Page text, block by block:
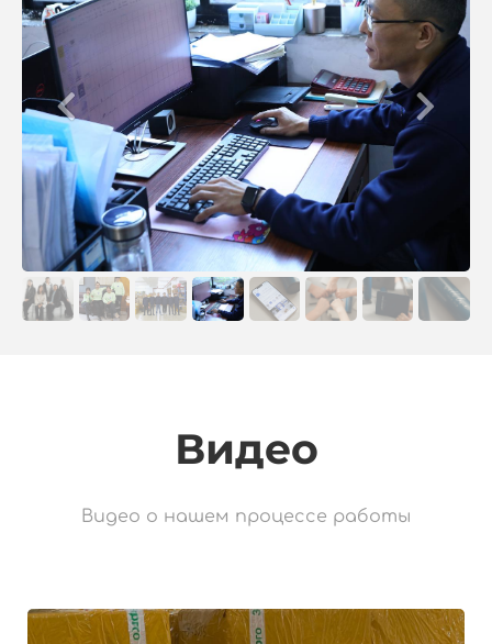
Видео
Видео о нашем процессе работы